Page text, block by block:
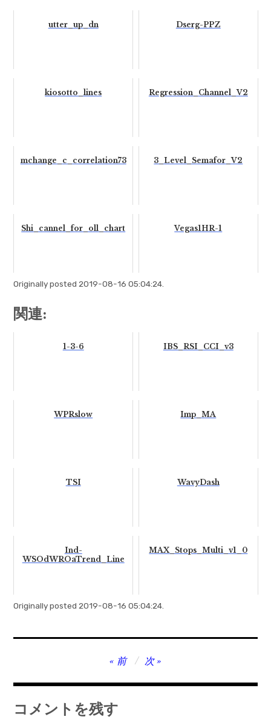
utter_up_dn Dserg-PPZ
kiosotto_lines Regression_Channel_V2
mchange_c_correlation73 3_Level_Semafor_V2
Shi_cannel_for_oll_chart Vegas1HR-1
Originally posted 2019-08-16 05:04:24.
関連:
1-3-6 IBS_RSI_CCI_v3
WPRslow Imp_MA
TSI WavyDash
Ind-
WSOdWROaTrend_Line
MAX_Stops_Multi_v1_0
Originally posted 2019-08-16 05:04:24.
稿
ビ
前 次
コメントを残す